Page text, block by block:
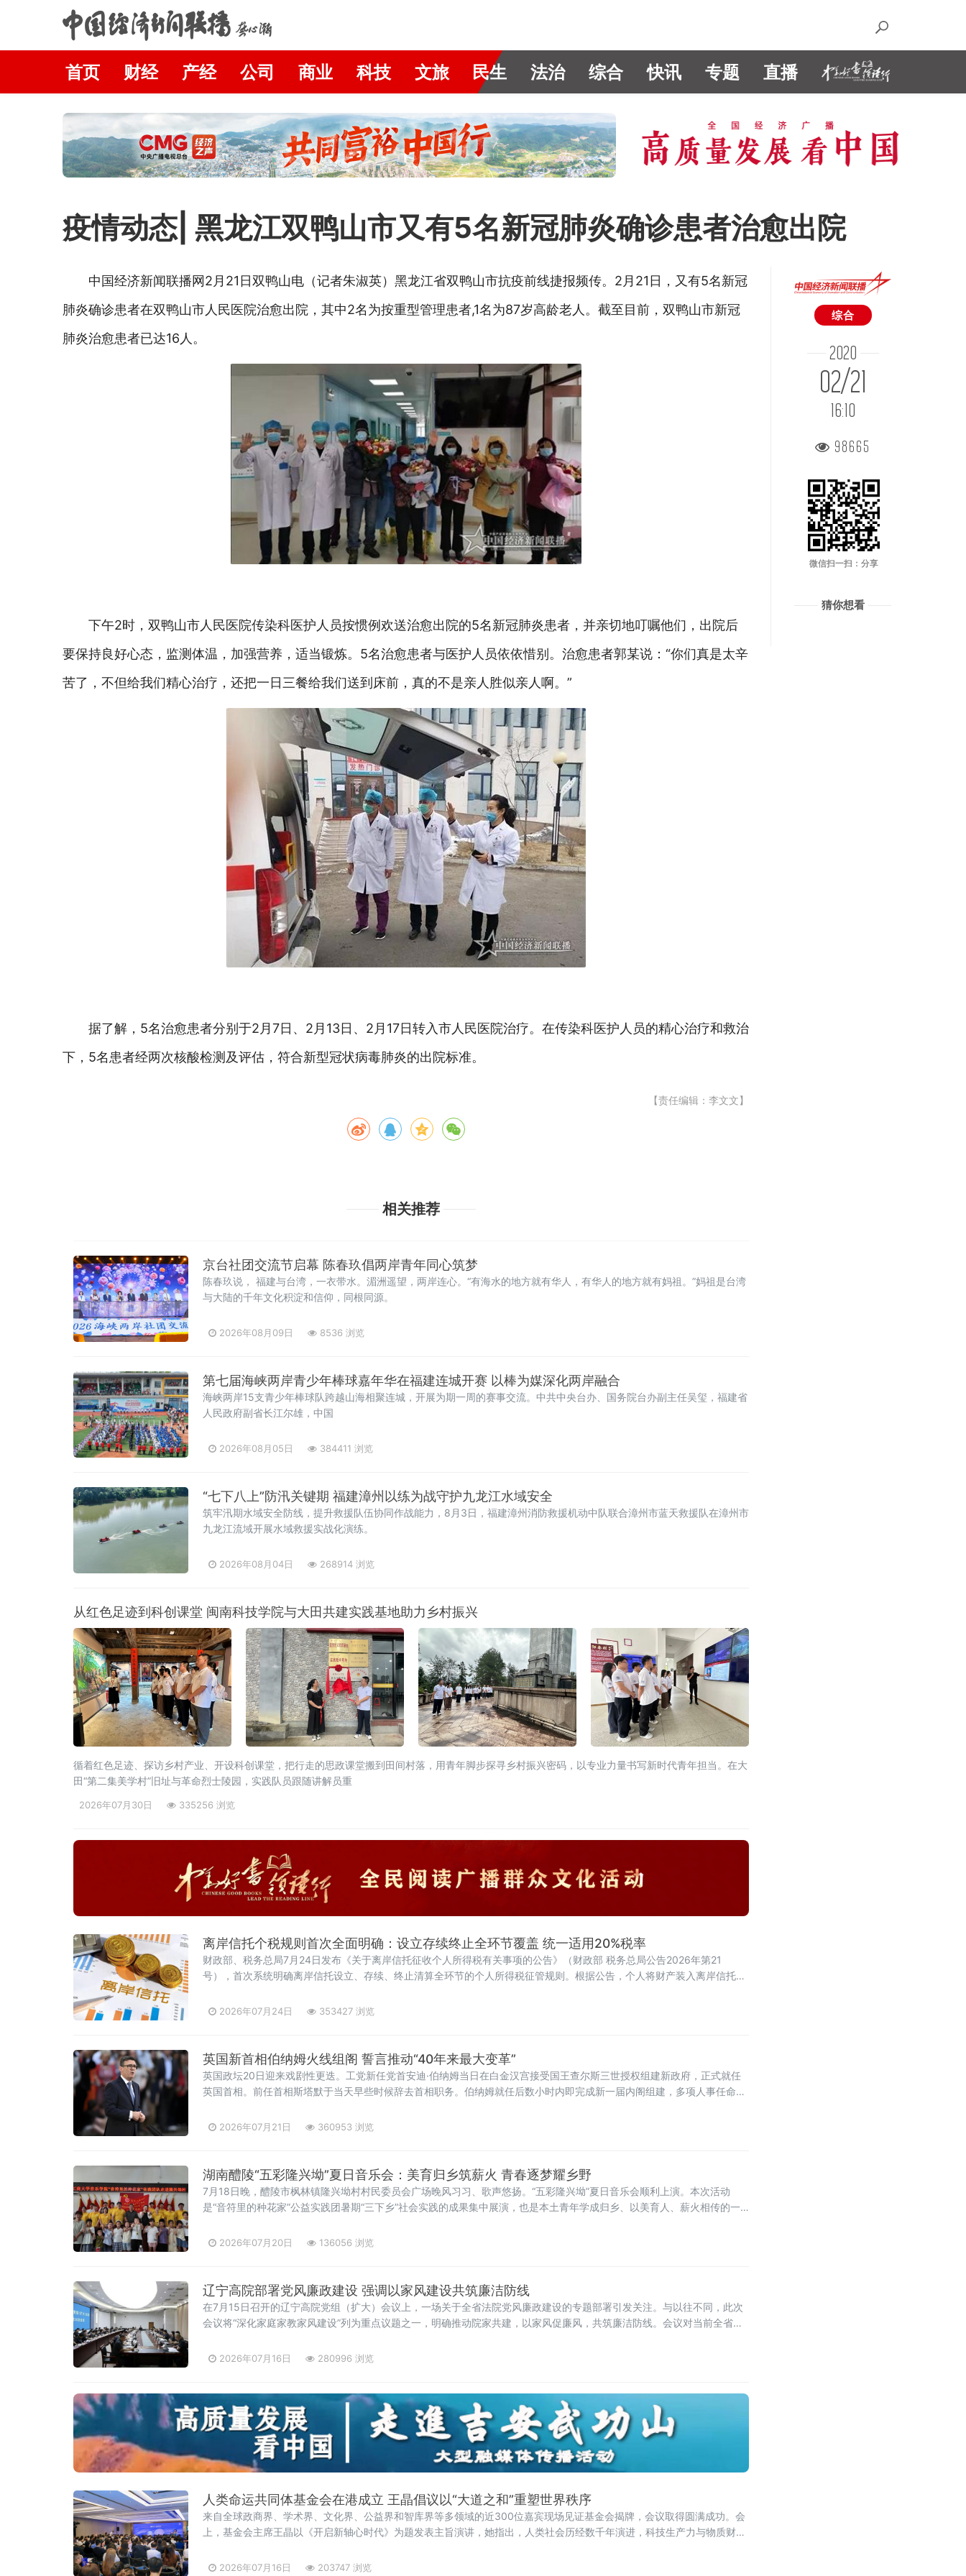
首页 财经 产经 公司 商业 科技 文旅 民生 法治 综合 快讯 专题 直播
疫情动态| 黑龙江双鸭山市又有5名新冠肺炎确诊患者治愈出院
中国经济新闻联播网2月21日双鸭山电（记者朱淑英）黑龙江省双鸭山市抗疫前线捷报频传。2月21日，又有5名新冠
肺炎确诊患者在双鸭山市人民医院治愈出院，其中2名为按重型管理患者,1名为87岁高龄老人。截至目前，双鸭山市新冠
肺炎治愈患者已达16人。
下午2时，双鸭山市人民医院传染科医护人员按惯例欢送治愈出院的5名新冠肺炎患者，并亲切地叮嘱他们，出院后
要保持良好心态，监测体温，加强营养，适当锻炼。5名治愈患者与医护人员依依惜别。治愈患者郭某说：“你们真是太辛
苦了，不但给我们精心治疗，还把一日三餐给我们送到床前，真的不是亲人胜似亲人啊。”
据了解，5名治愈患者分别于2月7日、2月13日、2月17日转入市人民医院治疗。在传染科医护人员的精心治疗和救治
下，5名患者经两次核酸检测及评估，符合新型冠状病毒肺炎的出院标准。
【责任编辑：李文文】
相关推荐
京台社团交流节启幕 陈春玖倡两岸青年同心筑梦
陈春玖说， 福建与台湾，一衣带水。湄洲遥望，两岸连心。“有海水的地方就有华人，有华人的地方就有妈祖。”妈祖是台湾
与大陆的千年文化积淀和信仰，同根同源。
2026年08月09日 8536 浏览
第七届海峡两岸青少年棒球嘉年华在福建连城开赛 以棒为媒深化两岸融合
海峡两岸15支青少年棒球队跨越山海相聚连城，开展为期一周的赛事交流。中共中央台办、国务院台办副主任吴玺，福建省
人民政府副省长江尔雄，中国
2026年08月05日 384411 浏览
“七下八上”防汛关键期 福建漳州以练为战守护九龙江水域安全
筑牢汛期水域安全防线，提升救援队伍协同作战能力，8月3日，福建漳州消防救援机动中队联合漳州市蓝天救援队在漳州市
九龙江流域开展水域救援实战化演练。
2026年08月04日 268914 浏览
从红色足迹到科创课堂 闽南科技学院与大田共建实践基地助力乡村振兴
循着红色足迹、探访乡村产业、开设科创课堂，把行走的思政课堂搬到田间村落，用青年脚步探寻乡村振兴密码，以专业力量书写新时代青年担当。在大
田“第二集美学村”旧址与革命烈士陵园，实践队员跟随讲解员重
2026年07月30日 335256 浏览
离岸信托个税规则首次全面明确：设立存续终止全环节覆盖 统一适用20%税率
财政部、税务总局7月24日发布《关于离岸信托征收个人所得税有关事项的公告》（财政部 税务总局公告2026年第21
号），首次系统明确离岸信托设立、存续、终止清算全环节的个人所得税征管规则。根据公告，个人将财产装入离岸信托以
进行财富代际传承、跨境资产配置及风险管理
2026年07月24日 353427 浏览
英国新首相伯纳姆火线组阁 誓言推动“40年来最大变革”
英国政坛20日迎来戏剧性更迭。工党新任党首安迪·伯纳姆当日在白金汉宫接受国王查尔斯三世授权组建新政府，正式就任
英国首相。前任首相斯塔默于当天早些时候辞去首相职务。伯纳姆就任后数小时内即完成新一届内阁组建，多项人事任命出
政大臣一职由前国防大臣约翰·希利出任。希利上
2026年07月21日 360953 浏览
湖南醴陵“五彩隆兴坳”夏日音乐会：美育归乡筑薪火 青春逐梦耀乡野
7月18日晚，醴陵市枫林镇隆兴坳村村民委员会广场晚风习习、歌声悠扬。“五彩隆兴坳”夏日音乐会顺利上演。本次活动
是“音符里的种花家”公益实践团暑期“三下乡”社会实践的成果集中展演，也是本土青年学成归乡、以美育人、薪火相传的一
市文联党组书记刘文星，醴
2026年07月20日 136056 浏览
辽宁高院部署党风廉政建设 强调以家风建设共筑廉洁防线
在7月15日召开的辽宁高院党组（扩大）会议上，一场关于全省法院党风廉政建设的专题部署引发关注。与以往不同，此次
会议将“深化家庭家教家风建设”列为重点议题之一，明确推动院家共建，以家风促廉风，共筑廉洁防线。会议对当前全省法
初心、铸法魂、明法纪、固底线，着力
2026年07月16日 280996 浏览
人类命运共同体基金会在港成立 王晶倡议以“大道之和”重塑世界秩序
来自全球政商界、学术界、文化界、公益界和智库界等多领域的近300位嘉宾现场见证基金会揭牌，会议取得圆满成功。会
上，基金会主席王晶以《开启新轴心时代》为题发表主旨演讲，她指出，人类社会历经数千年演进，科技生产力与物质财富
2026年07月16日 203747 浏览
综合
2020
02/21
16:10
98665
微信扫一扫：分享
猜你想看